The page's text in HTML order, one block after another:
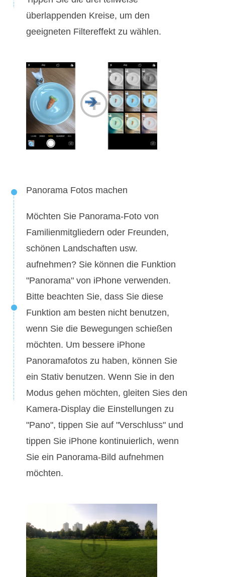
überlappenden Kreise, um den
geeigneten Filtereffekt zu wählen.
Panorama Fotos machen
Möchten Sie Panorama-Foto von
Familienmitgliedern oder Freunden,
schönen Landschaften usw.
aufnehmen? Sie können die Funktion
"Panorama" von iPhone verwenden.
Bitte beachten Sie, dass Sie diese
Funktion am besten nicht benutzen,
wenn Sie die Bewegungen schießen
möchten. Um bessere iPhone
Panoramafotos zu haben, können Sie
ein Stativ benutzen. Wenn Sie in den
Modus gehen möchten, gleiten Sies den
Kamera-Display die Einstellungen zu
"Pano", tippen Sie auf "Verschluss" und
tippen Sie iPhone kontinuierlich, wenn
Sie ein Panorama-Bild aufnehmen
möchten.